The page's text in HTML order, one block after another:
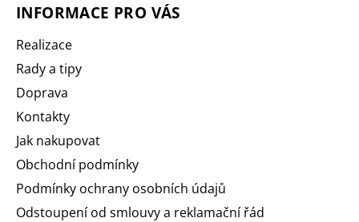
INFORMACE PRO VÁS
Realizace
Rady a tipy
Doprava
Kontakty
Jak nakupovat
Obchodní podmínky
Podmínky ochrany osobních údajů
Odstoupení od smlouvy a reklamační řád